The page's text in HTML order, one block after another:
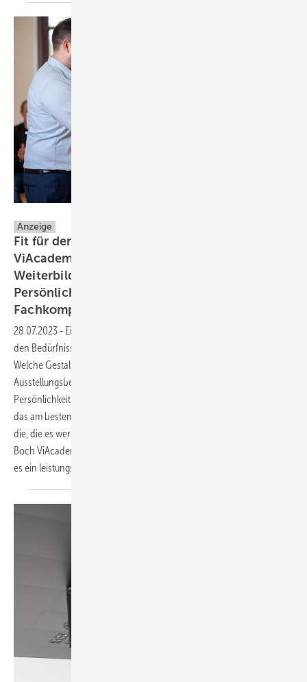
Anzeige
Fit für den Kundenkontakt: Villeroy & Boch
ViAcademy Trainings und
Weiterbildungsreihen bieten
Persönlichkeitsentwicklung und
Fachkompetenz
28.07.2023 - Ein neues Bad will gut geplant sein: Welches Bad passt zu
den Bedürfnissen meiner Kunden? Welche Kosten erwarten sie?
Welche Gestaltungsoptionen und Trends passen zu ihnen? In der
Ausstellungsberatung sind kompetente Bad-Profis gefragt, die mit viel
Persönlichkeit und Fachwissen in der Beratung zur Seite stehen. Wie
das am besten funktioniert, lernen Austellungsverkäufer:innen oder
die, die es werden möchten in der Weiterbildungsreihe der Villeroy &
Boch ViAcademy. Für ein erfolgreich abgeschlossenes Programm gibt
es ein leistungsgebundenes IHK-Zertifikat.